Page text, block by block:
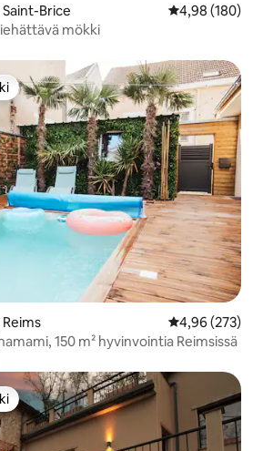
Brice
4,98 (180)
mökki
parhaimmistoa
4,96 (273)
150 m² hyvinvointia Reimsissä
parhaimmistoa